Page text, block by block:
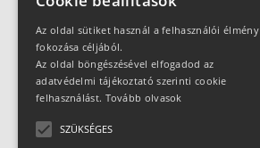
Az oldal sütiket használ a felhasználói élmény
fokozása céljából.
Az oldal böngészésével elfogadod az
adatvédelmi tájékoztató szerinti cookie
felhasználást. Tovább olvasok
SZÜKSÉGES